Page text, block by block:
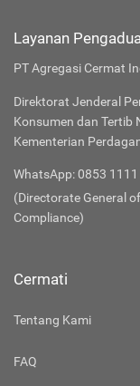
Layanan
PT Agregasi Cermat
Direktorat Jenderal
Konsumen dan Tertib
Kementerian
WhatsApp: 0853
(Directorate General
Compliance)
Cermati
Tentang Kami
FAQ